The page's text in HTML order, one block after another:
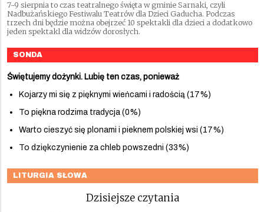
7-9 sierpnia to czas teatralnego święta w gminie Sarnaki, czyli
Nadbużańskiego Festiwalu Teatrów dla Dzieci Gaducha. Podczas
trzech dni będzie można obejrzeć 10 spektakli dla dzieci a dodatkowo
jeden spektakl dla widzów dorosłych.
SONDA
Świętujemy dożynki. Lubię ten czas, ponieważ
Kojarzy mi się z pięknymi wieńcami i radością (17%)
To piękna rodzima tradycja (0%)
Warto cieszyć się plonami i pieknem polskiej wsi (17%)
To dziękczynienie za chleb powszedni (33%)
LITURGIA SŁOWA
Dzisiejsze czytania